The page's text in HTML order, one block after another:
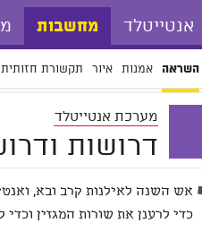
אנטייטלד מחשבות
השראה אמנות איור תקשורת חזותית
מערכת אנטייטלד
דרושות
אש השנה לאילנות קרב ובא,
כדי לרענן את שורות המגזין